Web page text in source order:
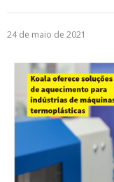
24 de maio de 2021